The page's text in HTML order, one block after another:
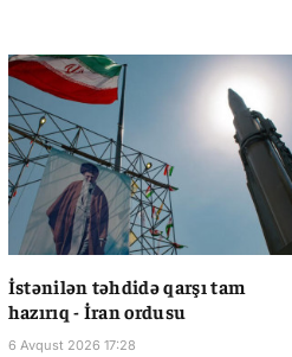
İstənilən təhdidə qarşı tam
hazırıq - İran ordusu
6 Avqust 2026 17:28